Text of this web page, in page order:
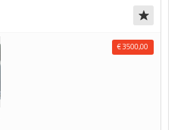
€ 3500,00